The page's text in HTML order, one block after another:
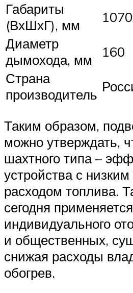
Габариты
(ВхШхГ), мм
Диаметр
дымохода, мм
160
Страна
производитель
Таким образом,
можно утверждать,
шахтного типа –
устройства с
расходом топлива.
сегодня
индивидуального
и общественных,
снижая расходы
обогрев.